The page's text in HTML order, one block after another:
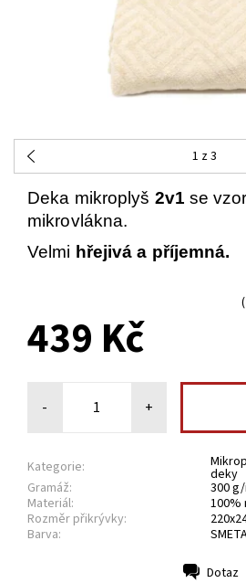
1 z 3
Deka mikroplyš 2v1 se
mikrovlákna.
Velmi hřejivá a příjemná.
439 Kč
- +
Kategorie: deky
Gramáž:
300
Materiál:
100%
Rozměr přikrývky:
Barva:
Dotaz